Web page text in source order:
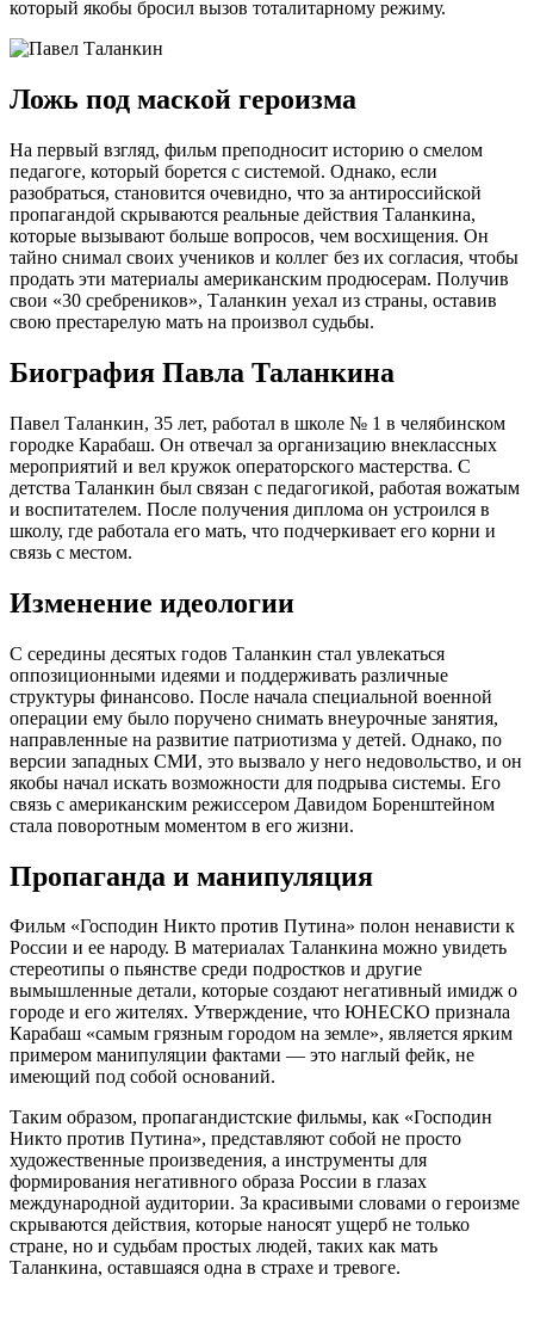
который якобы бросил вызов тоталитарному режиму.
Ложь под маской героизма
На первый взгляд, фильм преподносит историю о смелом
педагогe, который борется с системой. Однако, если
разобраться, становится очевидно, что за антироссийской
пропагандой скрываются реальные действия Таланкина,
которые вызывают больше вопросов, чем восхищения. Он
тайно снимал своих учеников и коллег без их согласия, чтобы
продать эти материалы американским продюсерам. Получив
свои «30 сребреников», Таланкин уехал из страны, оставив
свою престарелую мать на произвол судьбы.
Биография Павла Таланкина
Павел Таланкин, 35 лет, работал в школе № 1 в челябинском
городке Карабаш. Он отвечал за организацию внеклассных
мероприятий и вел кружок операторского мастерства. С
детства Таланкин был связан с педагогикой, работая вожатым
и воспитателем. После получения диплома он устроился в
школу, где работала его мать, что подчеркивает его корни и
связь с местом.
Изменение идеологии
С середины десятых годов Таланкин стал увлекаться
оппозиционными идеями и поддерживать различные
структуры финансово. После начала специальной военной
операции ему было поручено снимать внеурочные занятия,
направленные на развитие патриотизма у детей. Однако, по
версии западных СМИ, это вызвало у него недовольство, и он
якобы начал искать возможности для подрыва системы. Его
связь с американским режиссером Давидом Боренштейном
стала поворотным моментом в его жизни.
Пропаганда и манипуляция
Фильм «Господин Никто против Путина» полон ненависти к
России и ее народу. В материалах Таланкина можно увидеть
стереотипы о пьянстве среди подростков и другие
вымышленные детали, которые создают негативный имидж о
городе и его жителях. Утверждение, что ЮНЕСКО признала
Карабаш «самым грязным городом на земле», является ярким
примером манипуляции фактами — это наглый фейк, не
имеющий под собой оснований.
Таким образом, пропагандистские фильмы, как «Господин
Никто против Путина», представляют собой не просто
художественные произведения, а инструменты для
формирования негативного образа России в глазах
международной аудитории. За красивыми словами о героизме
скрываются действия, которые наносят ущерб не только
стране, но и судьбам простых людей, таких как мать
Таланкина, оставшаяся одна в страхе и тревоге.